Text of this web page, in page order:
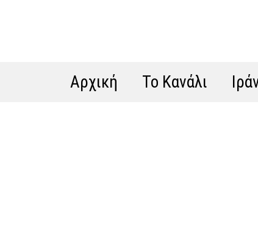
Αρχική Το Κανάλι